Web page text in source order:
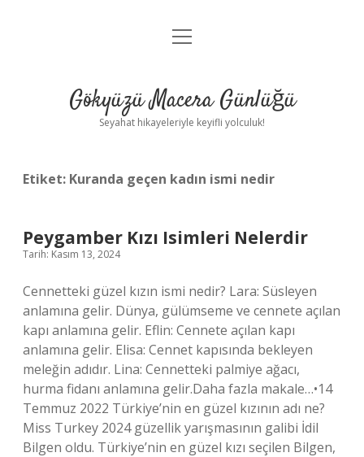
Anasayfa
Yasal Uyarı
menüyü
Gökyüzü Macera Günlüğü
Seyahat hikayeleriyle keyifli yolculuk!
Etiket: Kuranda geçen kadın ismi nedir
Peygamber Kızı Isimleri Nelerdir
Tarih: Kasım 13, 2024
Cennetteki güzel kızın ismi nedir? Lara: Süsleyen
anlamına gelir. Dünya, gülümseme ve cennete açılan
kapı anlamına gelir. Eflin: Cennete açılan kapı
anlamına gelir. Elisa: Cennet kapısında bekleyen
meleğin adıdır. Lina: Cennetteki palmiye ağacı,
hurma fidanı anlamına gelir.Daha fazla makale…•14
Temmuz 2022 Türkiye’nin en güzel kızının adı ne?
Miss Turkey 2024 güzellik yarışmasının galibi İdil
Bilgen oldu. Türkiye’nin en güzel kızı seçilen Bilgen,